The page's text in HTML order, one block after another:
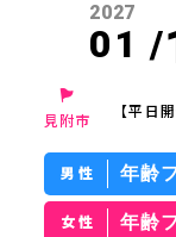
こちら
ケジュール
ポスト
2027
01 /
見附市
【平日
男性 年齢
女性 年齢